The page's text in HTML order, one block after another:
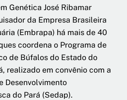
Genética José Ribamar
da Empresa Brasileira
(Embrapa) há mais de 40
coordena o Programa de
de Búfalos do Estado do
realizado em convênio com a
Desenvolvimento
do Pará (Sedap).